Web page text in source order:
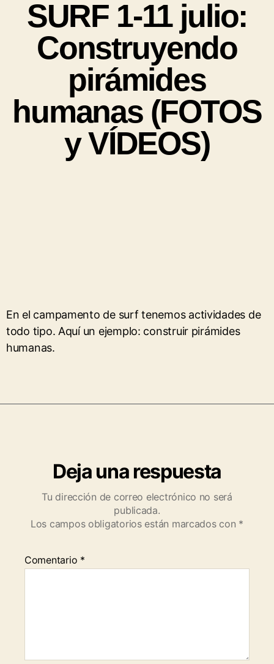
SURF 1-11 julio:
Construyendo
pirámides
humanas (FOTOS
y VÍDEOS)
En el campamento de surf tenemos actividades de
todo tipo. Aquí un ejemplo: construir pirámides
humanas.
Deja una respuesta
Tu dirección de correo electrónico no será
publicada.
Los campos obligatorios están marcados con *
Comentario *